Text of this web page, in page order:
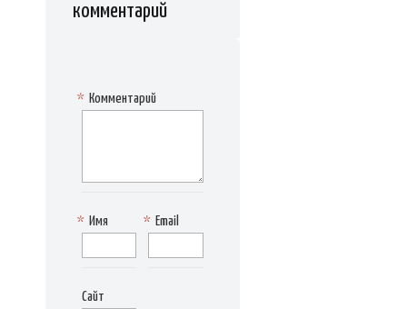
комментарий
Комментарий
*
Имя
* Email
*
Сайт